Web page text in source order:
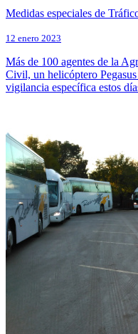
Medidas especiales de
12 enero 2023
Más de 100 agentes de la
Civil, un helicóptero
vigilancia específica estos